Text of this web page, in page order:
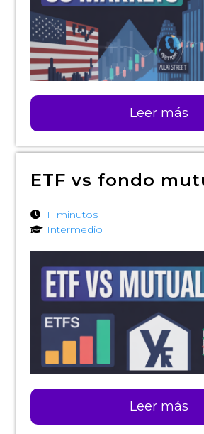
Leer más
ETF vs fondo
11 minutos
Intermedio
Leer más